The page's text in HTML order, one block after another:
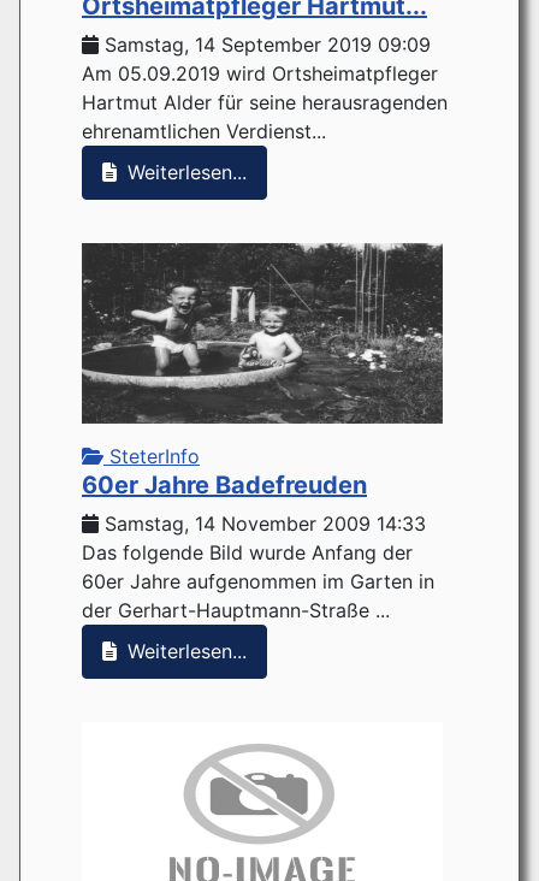
Samstag, 14 September 2019 09:09
Am 05.09.2019 wird Ortsheimatpfleger
Hartmut Alder für seine herausragenden
ehrenamtlichen Verdienst...
Weiterlesen...
SteterInfo
60er Jahre Badefreuden
Samstag, 14 November 2009 14:33
Das folgende Bild wurde Anfang der
60er Jahre aufgenommen im Garten in
der Gerhart-Hauptmann-Straße ...
Weiterlesen...